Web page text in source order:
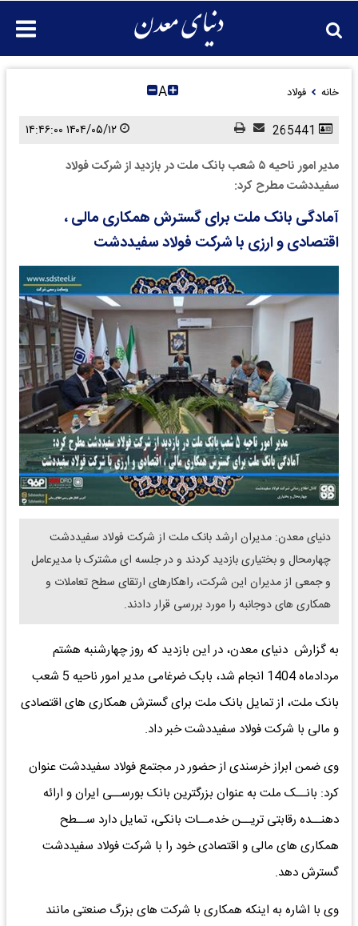
خانه فولاد A
مدیر امور ناحیه ۵ شعب بانک ملت در بازدید از شرکت فولاد
سفیددشت مطرح کرد:
آمادگی بانک ملت برای گسترش همکاری مالی ،
اقتصادی و ارزی با شرکت فولاد سفیددشت
دنیای معدن: مدیران ارشد بانک ملت از شرکت فولاد سفیددشت
چهارمحال و بختیاری بازدید کردند و در جلسه ای مشترک با مدیرعامل
و جمعی از مدیران این شرکت، راهکارهای ارتقای سطح تعاملات و
همکاری های دوجانبه را مورد بررسی قرار دادند.
به گزارش دنیای معدن، در این بازدید که روز چهارشنبه هشتم
مردادماه 1404 انجام شد، بابک ضرغامی مدیر امور ناحیه 5 شعب
بانک ملت، از تمایل بانک ملت برای گسترش همکاری های اقتصادی
و مالی با شرکت فولاد سفیددشت خبر داد.
وی ضمن ابراز خرسندی از حضور در مجتمع فولاد سفیددشت عنوان
کرد: بانــک ملت به عنوان بزرگترین بانک بورســی ایران و ارائه
دهنــده رقابتی تریــن خدمــات بانکی، تمایل دارد ســطح
همکاری های مالی و اقتصادی خود را با شرکت فولاد سفیددشت
گسترش دهد.
وی با اشاره به اینکه همکاری با شرکت های بزرگ صنعتی مانند